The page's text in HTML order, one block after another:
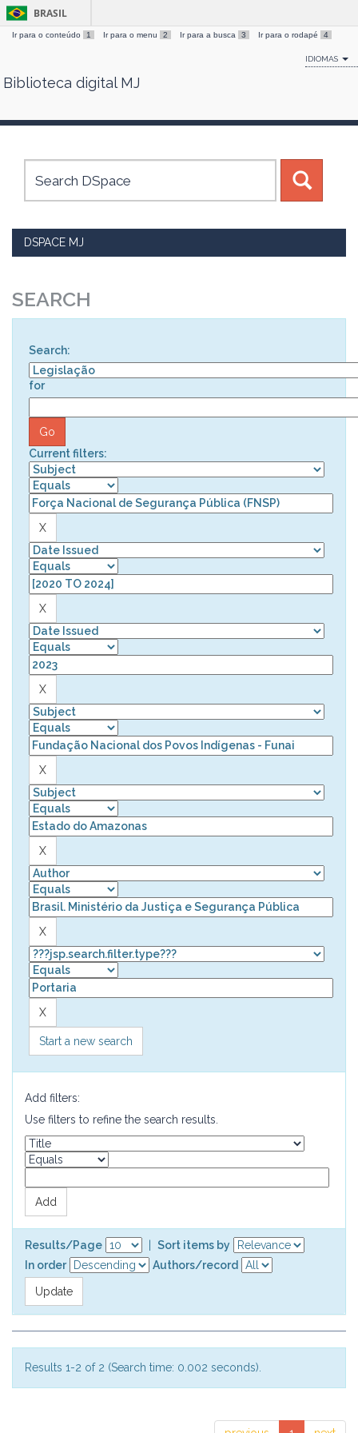
Skip
BRASIL
Ir para o conteúdo 1 Ir para o menu 2 Ir para a busca 3 Ir para o rodapé 4
IDIOMAS
Biblioteca digital MJ
DSPACE MJ
SEARCH
Search:
for
Current filters:
Start a new search
Add filters:
Use filters to refine the search results.
Results/Page
Sort items by
In order
Authors/record
Results 1-2 of 2 (Search time: 0.002 seconds).